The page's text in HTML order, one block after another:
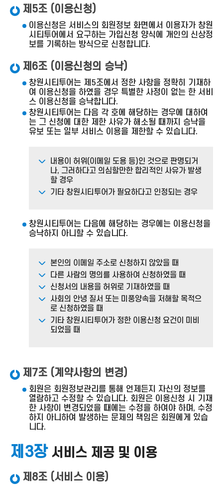
제5조 (이용신청)
이용신청은 서비스의 회원정보 화면에서 이용자가 창원
시티투어에서 요구하는 가입신청 양식에 개인의 신상정
보를 기록하는 방식으로 신청합니다.
제6조 (이용신청의 승낙)
창원시티투어는 제5조에서 정한 사항을 정확히 기재하
여 이용신청을 하였을 경우 특별한 사정이 없는 한 서비
스 이용신청을 승낙합니다.
창원시티투어는 다음 각 호에 해당하는 경우에 대하여
는 그 신청에 대한 제한 사유가 해소될 때까지 승낙을
유보 또는 일부 서비스 이용을 제한할 수 있습니다.
내용이 허위(이메일 도용 등)인 것으로 판명되거
나, 그러하다고 의심할만한 합리적인 사유가 발생
할 경우
기타 창원시티투어가 필요하다고 인정되는 경우
창원시티투어는 다음에 해당하는 경우에는 이용신청을
승낙하지 아니할 수 있습니다.
본인의 이메일 주소로 신청하지 않았을 때
다른 사람의 명의를 사용하여 신청하였을 때
신청서의 내용을 허위로 기재하였을 때
사회의 안녕 질서 또는 미풍양속을 저해할 목적으
로 신청하였을 때
기타 창원시티투어가 정한 이용신청 요건이 미비
되었을 때
제7조 (계약사항의 변경)
회원은 회원정보관리를 통해 언제든지 자신의 정보를
열람하고 수정할 수 있습니다. 회원은 이용신청 시 기재
한 사항이 변경되었을 때에는 수정을 하여야 하며, 수정
하지 아니하여 발생하는 문제의 책임은 회원에게 있습
니다.
제3장서비스 제공 및 이용
제8조 (서비스 이용)